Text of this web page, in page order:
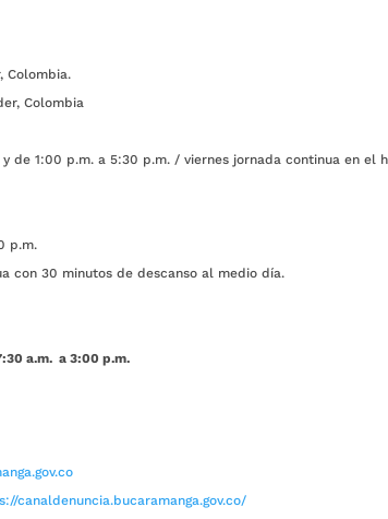
Colombia.
Colombia
de 1:00 p.m. a 5:30 p.m. / viernes jornada continua en el
p.m.
30 minutos de descanso al medio día.
a.m. a 3:00 p.m.
canaldenuncia.bucaramanga.gov.co/